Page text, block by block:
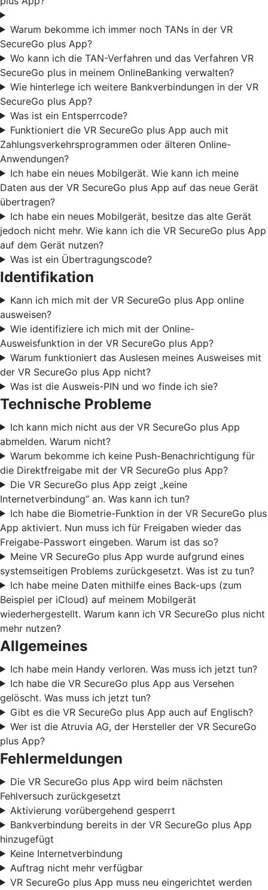
Warum bekomme ich immer noch TANs in der VR
SecureGo plus App?
Wo kann ich die TAN-Verfahren und das Verfahren VR
SecureGo plus in meinem OnlineBanking verwalten?
Wie hinterlege ich weitere Bankverbindungen in der VR
SecureGo plus App?
Was ist ein Entsperrcode?
Funktioniert die VR SecureGo plus App auch mit
Zahlungsverkehrsprogrammen oder älteren Online-
Anwendungen?
Ich habe ein neues Mobilgerät. Wie kann ich meine
Daten aus der VR SecureGo plus App auf das neue Gerät
übertragen?
Ich habe ein neues Mobilgerät, besitze das alte Gerät
jedoch nicht mehr. Wie kann ich die VR SecureGo plus App
auf dem Gerät nutzen?
Was ist ein Übertragungscode?
Identifikation
Kann ich mich mit der VR SecureGo plus App online
ausweisen?
Wie identifiziere ich mich mit der Online-
Ausweisfunktion in der VR SecureGo plus App?
Warum funktioniert das Auslesen meines Ausweises mit
der VR SecureGo plus App nicht?
Was ist die Ausweis-PIN und wo finde ich sie?
Technische Probleme
Ich kann mich nicht aus der VR SecureGo plus App
abmelden. Warum nicht?
Warum bekomme ich keine Push-Benachrichtigung für
die Direktfreigabe mit der VR SecureGo plus App?
Die VR SecureGo plus App zeigt „keine
Internetverbindung” an. Was kann ich tun?
Ich habe die Biometrie-Funktion in der VR SecureGo plus
App aktiviert. Nun muss ich für Freigaben wieder das
Freigabe-Passwort eingeben. Warum ist das so?
Meine VR SecureGo plus App wurde aufgrund eines
systemseitigen Problems zurückgesetzt. Was ist zu tun?
Ich habe meine Daten mithilfe eines Back-ups (zum
Beispiel per iCloud) auf meinem Mobilgerät
wiederhergestellt. Warum kann ich VR SecureGo plus nicht
mehr nutzen?
Allgemeines
Ich habe mein Handy verloren. Was muss ich jetzt tun?
Ich habe die VR SecureGo plus App aus Versehen
gelöscht. Was muss ich jetzt tun?
Gibt es die VR SecureGo plus App auch auf Englisch?
Wer ist die Atruvia AG, der Hersteller der VR SecureGo
plus App?
Fehlermeldungen
Die VR SecureGo plus App wird beim nächsten
Fehlversuch zurückgesetzt
Aktivierung vorübergehend gesperrt
Bankverbindung bereits in der VR SecureGo plus App
hinzugefügt
Keine Internetverbindung
Auftrag nicht mehr verfügbar
VR SecureGo plus App muss neu eingerichtet werden